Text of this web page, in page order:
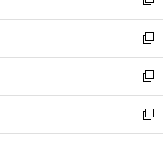
開
く
ウ
で
開
く
ン
ド
ウ
で
開
く
ウ
ィ
ン
ド
ウ
で
開
新
し
い
ウ
ィ
ン
ド
ウ
新
し
い
ウ
ィ
ン
新
し
い
ウ
新
し